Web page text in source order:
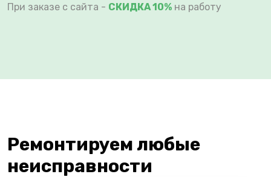
При заказе с сайта - СКИДКА 10% на работу
Ремонтируем любые
неисправности